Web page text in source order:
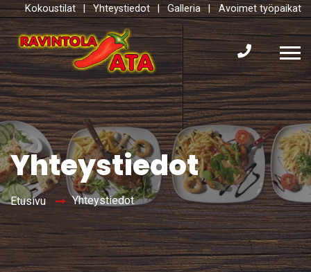
Kokoustilat | Yhteystiedot | Galleria | Avoimet työpaikat
Yhteystiedot
Etusivu Yhteystiedot